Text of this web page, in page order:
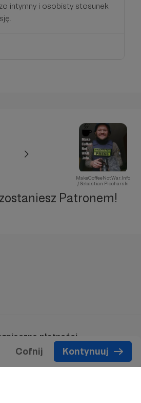
intymny i osobisty stosunek
Cofnij Kontynuuj
MakeCoffeeNotWar.Info
/ Sebastian Plocharski
Patronem!
płatności